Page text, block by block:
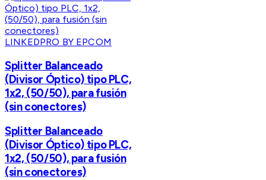
LINKEDPRO BY EPCOM
Splitter Balanceado
(Divisor Óptico) tipo PLC,
1x2, (50/50), para fusión
(sin conectores)
Splitter Balanceado
(Divisor Óptico) tipo PLC,
1x2, (50/50), para fusión
(sin conectores)